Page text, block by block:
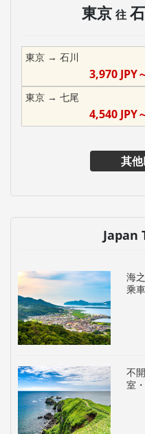
東京 往
東京 → 石川
3,970JPY
東京 → 七尾
4,540JPY
其
Japan
海
乘
不
室